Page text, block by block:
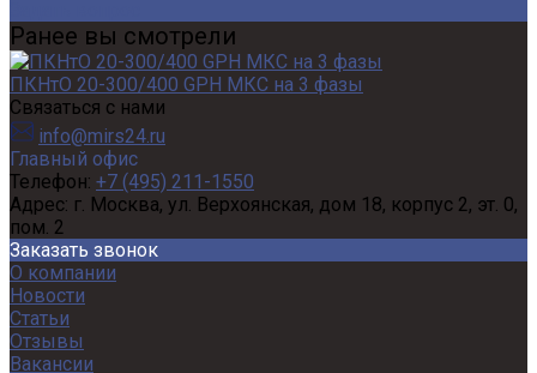
Ранее вы смотрели
ПКНтО 20-300/400 GPH МКС на 3 фазы
Связаться с нами
info@mirs24.ru
Главный офис
Телефон: +7 (495) 211-1550
Адрес: г. Москва, ул. Верхоянская, дом 18, корпус 2, эт. 0,
пом. 2
Заказать звонок
О компании
Новости
Статьи
Отзывы
Вакансии